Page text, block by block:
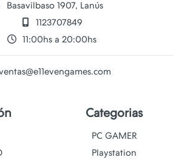
Basavilbaso 1907, Lanús
1123707849
11:00hs a 20:00hs
Categorias
PC GAMER
Playstation